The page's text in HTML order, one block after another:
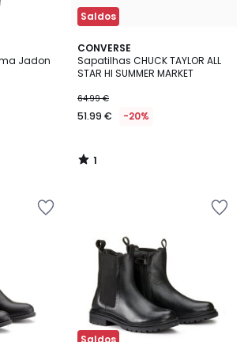
Jadon
Saldos
CONVERSE
Sapatilhas CHUCK TAYLOR ALL
STAR HI SUMMER MARKET
64.99 €
51.99 € -20%
1
/
5
1
/
Saldos